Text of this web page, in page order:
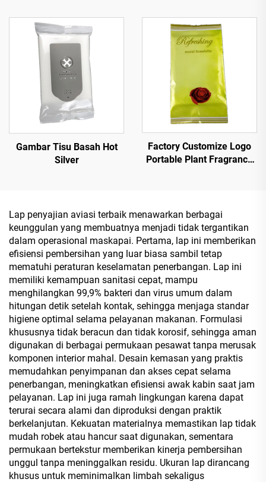
Gambar Tisu Basah Hot
Silver
Factory Customize Logo
Portable Plant Fragrance
Lap penyajian aviasi terbaik menawarkan berbagai
keunggulan yang membuatnya menjadi tidak tergantikan
dalam operasional maskapai. Pertama, lap ini memberikan
efisiensi pembersihan yang luar biasa sambil tetap
mematuhi peraturan keselamatan penerbangan. Lap ini
memiliki kemampuan sanitasi cepat, mampu
menghilangkan 99,9% bakteri dan virus umum dalam
hitungan detik setelah kontak, sehingga menjaga standar
higiene optimal selama pelayanan makanan. Formulasi
khususnya tidak beracun dan tidak korosif, sehingga aman
digunakan di berbagai permukaan pesawat tanpa merusak
komponen interior mahal. Desain kemasan yang praktis
memudahkan penyimpanan dan akses cepat selama
penerbangan, meningkatkan efisiensi awak kabin saat jam
pelayanan. Lap ini juga ramah lingkungan karena dapat
terurai secara alami dan diproduksi dengan praktik
berkelanjutan. Kekuatan materialnya memastikan lap tidak
mudah robek atau hancur saat digunakan, sementara
permukaan bertekstur memberikan kinerja pembersihan
unggul tanpa meninggalkan residu. Ukuran lap dirancang
khusus untuk meminimalkan limbah sekaligus